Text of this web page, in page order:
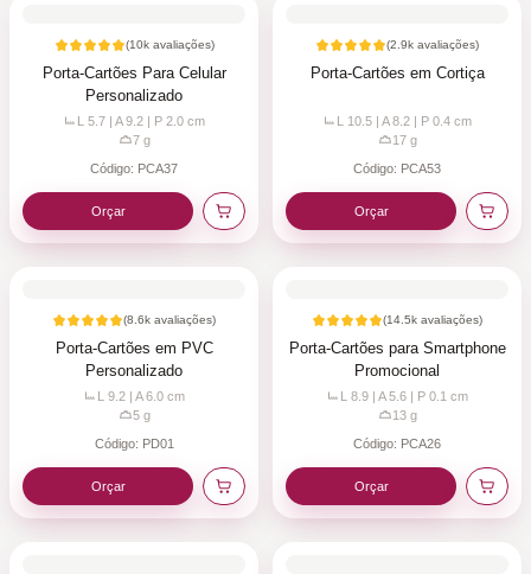
(10kavaliações)
Porta-Cartões Para Celular
Personalizado
L 5.7 | A 9.2 | P 2.0 cm
7g
Código: PCA37
Orçar
(2.9k avaliações)
Porta-Cartões em Cortiça
L 10.5 | A 8.2 | P 0.4 cm
17g
Código: PCA53
Orçar
(8.6k avaliações)
Porta-Cartões em PVC
Personalizado
L 9.2 | A 6.0 cm
5g
Código: PD01
Orçar
(14.5k avaliações)
Porta-Cartões para Smartphone
Promocional
L 8.9 | A 5.6 | P 0.1 cm
13g
Código: PCA26
Orçar